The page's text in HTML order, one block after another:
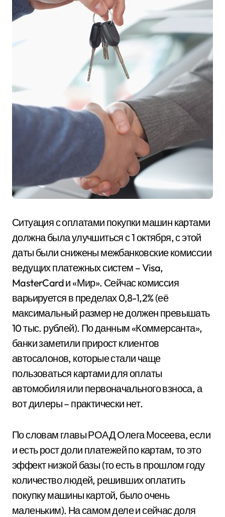
Ситуация с оплатами покупки машин картами
должна была улучшиться с 1 октября, с этой
даты были снижены межбанковские комиссии
ведущих платежных систем – Visa,
MasterCard и «Мир». Сейчас комиссия
варьируется в пределах 0,8-1,2% (её
максимальный размер не должен превышать
10 тыс. рублей). По данным «Коммерсанта»,
банки заметили прирост клиентов
автосалонов, которые стали чаще
пользоваться картами для оплаты
автомобиля или первоначального взноса, а
вот дилеры – практически нет.
По словам главы РОАД Олега Мосеева, если
и есть рост доли платежей по картам, то это
эффект низкой базы (то есть в прошлом году
количество людей, решивших оплатить
покупку машины картой, было очень
маленьким). На самом деле и сейчас доля